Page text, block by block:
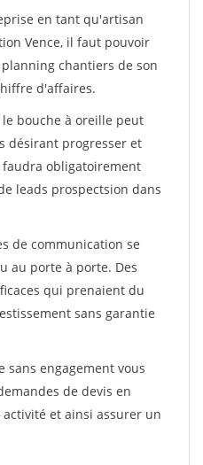
en tant qu'artisan
Vence, il faut pouvoir
chantiers de son
d'affaires.
bouche à oreille peut
désirant progresser et
obligatoirement
leads prospectsion dans
de communication se
au porte à porte. Des
qui prenaient du
sans garantie
sans engagement vous
de devis en
et ainsi assurer un